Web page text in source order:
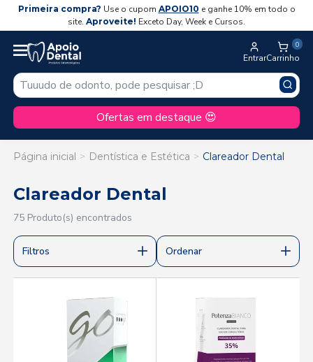
Primeira compra? Use o cupom APOIO10 e ganhe 10% em todo o
site. Aproveite! Exceto Day, Week e Cursos.
Entrar
0
Carrinho
Ofertas em destaque 😍
Página inicial Dentística e Estética Clareador Dental
Clareador Dental
75 Produto(s) encontrados
Filtros Ordenar